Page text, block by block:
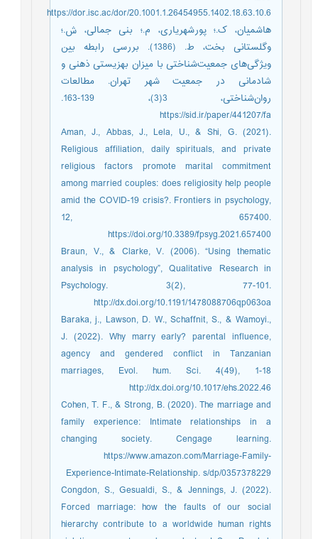
https://dor.isc.ac/dor/20.1001.1.26454955.1402.18.63.10.6
هاشمیان، ک.؛ پورشهریاری، م.؛ بنی جمالی، ش.؛
وگلستانی بخت، ط. (1386). بررسی رابطه بین
ویژگی‌های جمعیت‌شناختی با میزان بهزیستی ذهنی و
شادمانی در جمعیت شهر تهران. مطالعات
روان‌شناختی، 3(3)، 139-163.
https://sid.ir/paper/441207/fa
Aman, J., Abbas, J., Lela, U., & Shi, G. (2021).
Religious affiliation, daily spirituals, and private
religious factors promote marital commitment
among married couples: does religiosity help people
amid the COVID-19 crisis?. Frontiers in psychology,
12, 657400.
https://doi.org/10.3389/fpsyg.2021.657400
Braun, V., & Clarke, V. (2006). “Using thematic
analysis in psychology”, Qualitative Research in
Psychology. 3(2), 77-101.
http://dx.doi.org/10.1191/1478088706qp063oa
Baraka, j., Lawson, D. W., Schaffnit, S., & Wamoyi.,
J. (2022). Why marry early? parental influence,
agency and gendered conflict in Tanzanian
marriages, Evol. hum. Sci. 4(49), 1-18
http://dx.doi.org/10.1017/ehs.2022.46
Cohen, T. F., & Strong, B. (2020). The marriage and
family experience: Intimate relationships in a
changing society. Cengage learning.
https://www.amazon.com/Marriage-Family-
Experience-Intimate-Relationship. s/dp/0357378229
Congdon, S., Gesualdi, S., & Jennings, J. (2022).
Forced marriage: how the faults of our social
hierarchy contribute to a worldwide human rights